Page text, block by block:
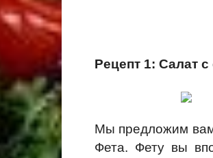
Рецепт 1: Салат
Мы предложим вам
Фета. Фету вы